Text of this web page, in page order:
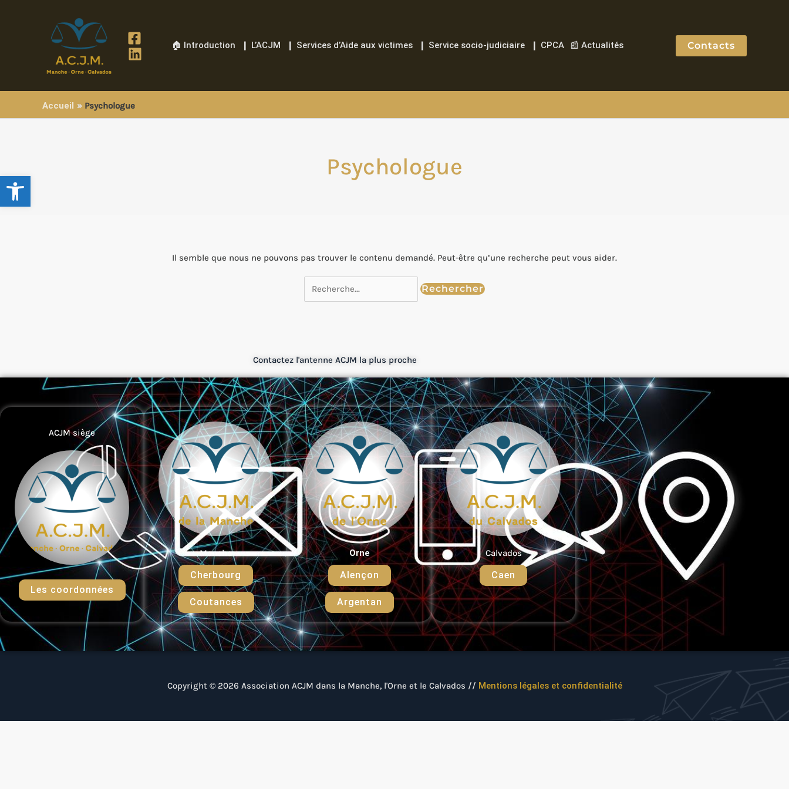
Ouvrir la barre d’outils
🏠 Introduction ❙ L’ACJM ❙ Services d’Aide aux victimes ❙ Service socio-judiciaire ❙ CPCA 📰 Actualités Contacts
Accueil Psychologue
Psychologue
Il semble que nous ne pouvons pas trouver le contenu demandé. Peut-être qu’une recherche peut vous aider.
Contactez l'antenne ACJM la plus proche
ACJM siège
Les coordonnées
Manche
Cherbourg
Coutances
Orne
Alençon
Argentan
Calvados
Caen
Copyright © 2026 Association ACJM dans la Manche, l'Orne et le Calvados // Mentions légales et confidentialité